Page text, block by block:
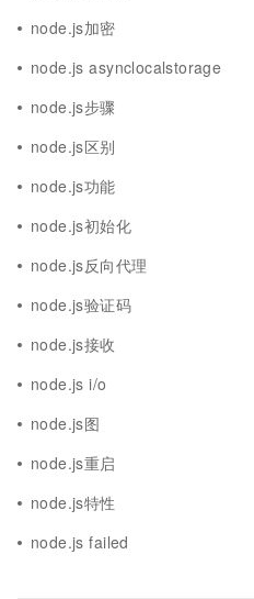
node.js加密
node.js asynclocalstorage
node.js步骤
node.js区别
node.js功能
node.js初始化
node.js反向代理
node.js验证码
node.js接收
node.js i/o
node.js图
node.js重启
node.js特性
node.js failed